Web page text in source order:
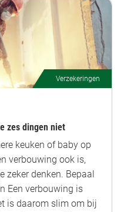
Verzekeringen
zes dingen niet
keuken of baby op
verbouwing ook is,
zeker denken. Bepaal
Een verbouwing is
is daarom slim om bij